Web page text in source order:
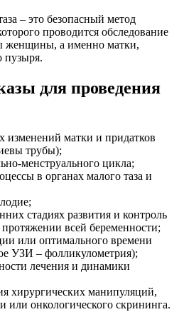
– это безопасный метод
проводится обследование
женщины, а именно матки,
пузыря.
для проведения
изменений матки и придатков
трубы);
менструального цикла;
в органах малого таза и
стадиях развития и контроль
всей беременности;
или оптимального времени
УЗИ – фолликулометрия);
лечения и динамики
хирургических манипуляций,
или онкологического скрининга.